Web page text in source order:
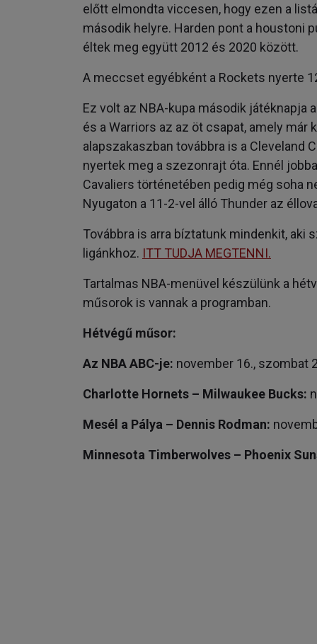
előtt elmondta viccesen, hogy ezen a
második helyre. Harden pont a houstoni
éltek meg együtt 2012 és 2020 között.
A meccset egyébként a Rockets nyerte
Ez volt az NBA-kupa második játéknapja
és a Warriors az az öt csapat, amely
alapszakaszban továbbra is a Cleveland
nyertek meg a szezonrajt óta. Ennél
Cavaliers történetében pedig még soha
Nyugaton a 11-2-vel álló Thunder az
Továbbra is arra bíztatunk mindenkit, aki
ligánkhoz. ITT TUDJA MEGTENNI.
Tartalmas NBA-menüvel készülünk a
műsorok is vannak a programban.
Hétvégű műsor:
Az NBA ABC-je: november 16., szombat
Charlotte Hornets – Milwaukee Bucks:
Mesél a Pálya – Dennis Rodman:
Minnesota Timberwolves – Phoenix